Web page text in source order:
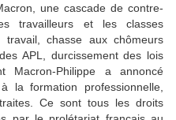
une cascade de contre-
travailleurs et les classes
chasse aux chômeurs
APL, durcissement des lois
Macron-Philippe a annoncé
la formation professionnelle,
Ce sont tous les droits